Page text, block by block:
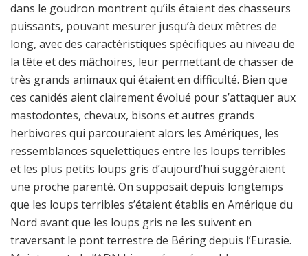
dans le goudron montrent qu’ils étaient des chasseurs
puissants, pouvant mesurer jusqu’à deux mètres de
long, avec des caractéristiques spécifiques au niveau de
la tête et des mâchoires, leur permettant de chasser de
très grands animaux qui étaient en difficulté. Bien que
ces canidés aient clairement évolué pour s’attaquer aux
mastodontes, chevaux, bisons et autres grands
herbivores qui parcouraient alors les Amériques, les
ressemblances squelettiques entre les loups terribles
et les plus petits loups gris d’aujourd’hui suggéraient
une proche parenté. On supposait depuis longtemps
que les loups terribles s’étaient établis en Amérique du
Nord avant que les loups gris ne les suivent en
traversant le pont terrestre de Béring depuis l’Eurasie.